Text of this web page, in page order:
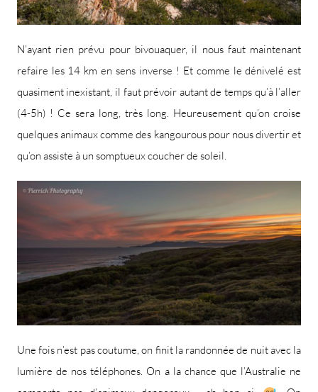
N’ayant rien prévu pour bivouaquer, il nous faut maintenant
refaire les 14 km en sens inverse ! Et comme le dénivelé est
quasiment inexistant, il faut prévoir autant de temps qu’à l’aller
(4-5h) ! Ce sera long, très long. Heureusement qu’on croise
quelques animaux comme des kangourous pour nous divertir et
qu’on assiste à un somptueux coucher de soleil.
Une fois n’est pas coutume, on finit la randonnée de nuit avec la
lumière de nos téléphones. On a la chance que l’Australie ne